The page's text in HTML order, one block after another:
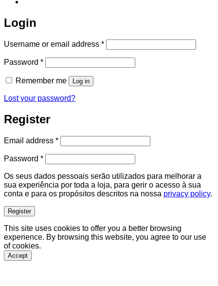
Login
Username or email address *Required
Password *Required
Remember me Log in
Lost your password?
Register
Email address *Required
Password *Required
Os seus dados pessoais serão utilizados para melhorar a
sua experiência por toda a loja, para gerir o acesso à sua
conta e para os propósitos descritos na nossa privacy policy.
Register
This site uses cookies to offer you a better browsing
experience. By browsing this website, you agree to our use
of cookies.
Accept